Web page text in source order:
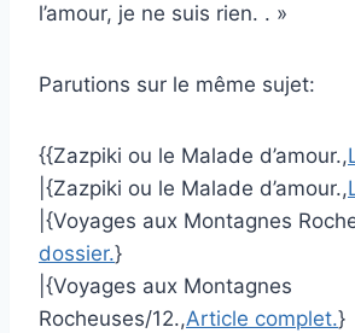
l’amour, je ne suis rien. . »
Parutions sur le même sujet:
{{Zazpiki ou le Malade d’amour.,
|{Zazpiki ou le Malade d’amour.,
|{Voyages aux Montagnes
dossier.}
|{Voyages aux Montagnes
Rocheuses/12.,Article complet.}